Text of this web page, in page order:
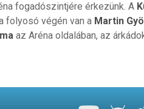
fogadószintjére érkezünk. A
folyosó végén van a Martin
az Aréna oldalában, az